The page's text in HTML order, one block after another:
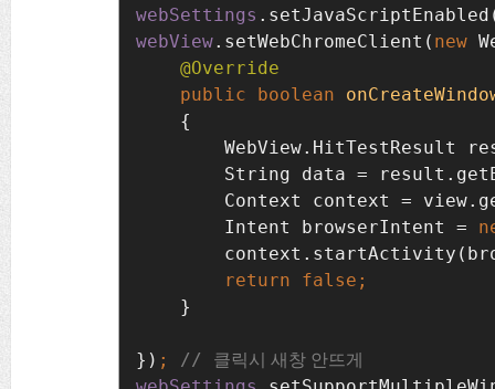
webSettings
webView.setWebChromeClient( new
public boolean
    {
WebView.HitTestResult
String data =
Context context =
Intent browserIntent =
}
}) ; //